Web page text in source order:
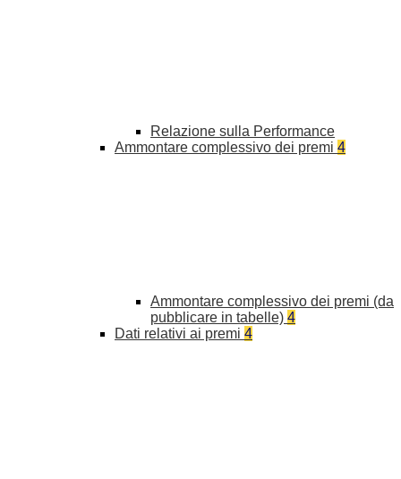
Relazione sulla Performance
Ammontare complessivo dei premi 4
Ammontare complessivo dei premi (da
pubblicare in tabelle) 4
Dati relativi ai premi 4